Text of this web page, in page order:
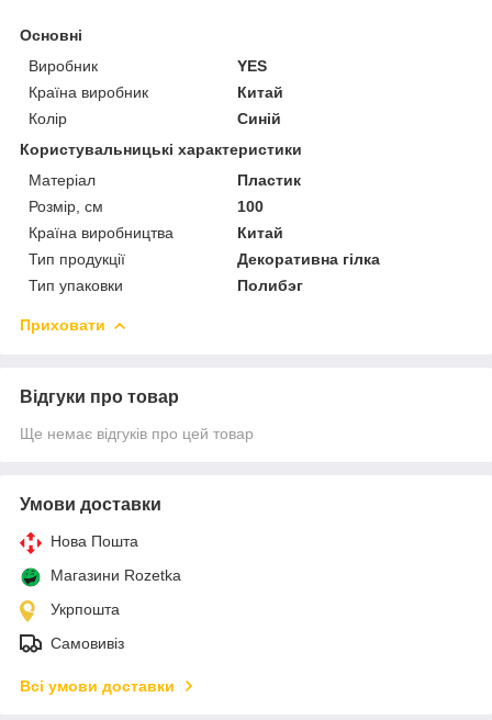
Основні
Виробник
YES
Країна виробник
Китай
Колір
Синій
Користувальницькі характеристики
Матеріал
Пластик
Розмір, см
100
Країна виробництва
Китай
Тип продукції
Декоративна гілка
Тип упаковки
Полибэг
Приховати
Відгуки про товар
Ще немає відгуків про цей товар
Умови доставки
Нова Пошта
Магазини Rozetka
Укрпошта
Самовивіз
Всі умови доставки